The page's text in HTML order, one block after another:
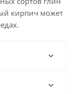
кирпич может